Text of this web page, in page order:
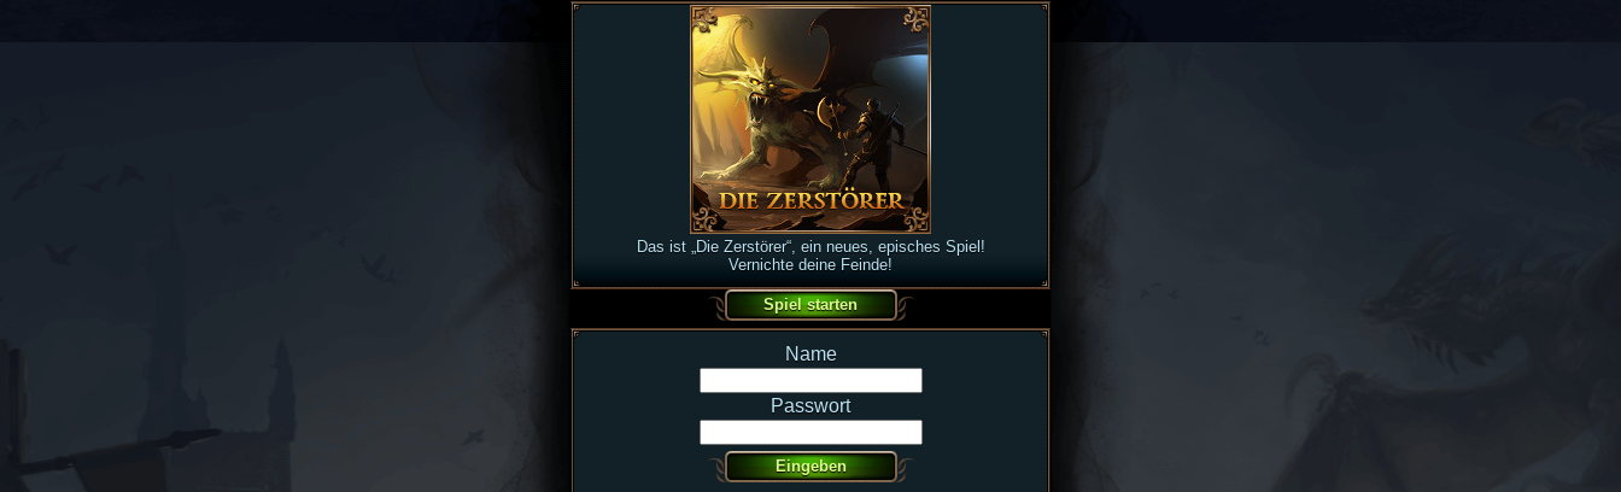
Das ist „Die Zerstörer“, ein neues, episches Spiel!
Vernichte deine Feinde!
Name
Passwort